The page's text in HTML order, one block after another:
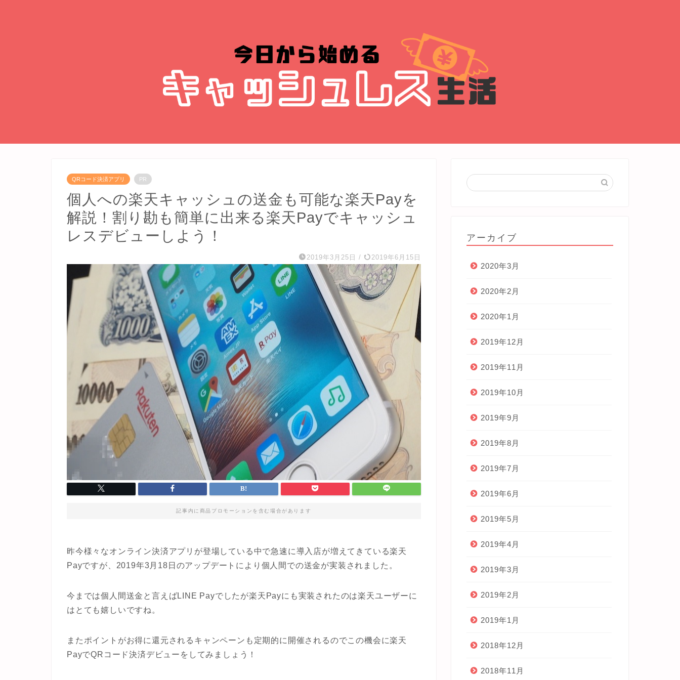
QRコード決済アプリ PR
個人への楽天キャッシュの送金も可能な楽天Payを
解説！割り勘も簡単に出来る楽天Payでキャッシュ
レスデビューしよう！
2019年3月25日 / 2019年6月15日
記事内に商品プロモーションを含む場合があります
昨今様々なオンライン決済アプリが登場している中で急速に導入店が増えてきている楽天
Payですが、2019年3月18日のアップデートにより個人間での送金が実装されました。
今までは個人間送金と言えばLINE Payでしたが楽天Payにも実装されたのは楽天ユーザーに
はとても嬉しいですね。
またポイントがお得に還元されるキャンペーンも定期的に開催されるのでこの機会に楽天
PayでQRコード決済デビューをしてみましょう！
アーカイブ
2020年3月
2020年2月
2020年1月
2019年12月
2019年11月
2019年10月
2019年9月
2019年8月
2019年7月
2019年6月
2019年5月
2019年4月
2019年3月
2019年2月
2019年1月
2018年12月
2018年11月